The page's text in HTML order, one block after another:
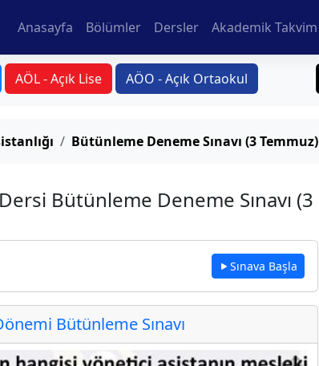
Anasayfa Bölümler Dersler Akademik Takvim
AÖL - Açık Lise AÖO - Açık Ortaokul
Bütünleme Deneme Sınavı (3 Temmuz)
Bütünleme Deneme Sınavı (3
Sınava Başla
Bütünleme Sınavı